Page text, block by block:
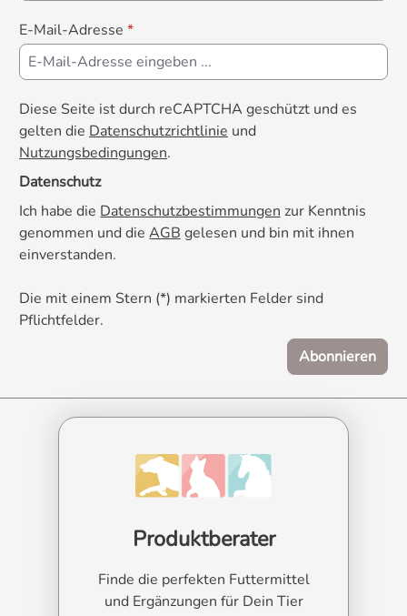
E-Mail-Adresse *
Diese Seite ist durch reCAPTCHA geschützt und es
gelten die Datenschutzrichtlinie und
Nutzungsbedingungen.
Datenschutz
Ich habe die Datenschutzbestimmungen zur Kenntnis
genommen und die AGB gelesen und bin mit ihnen
einverstanden.
Die mit einem Stern (*) markierten Felder sind
Pflichtfelder.
Abonnieren
Produktberater
Finde die perfekten Futtermittel
und Ergänzungen für Dein Tier